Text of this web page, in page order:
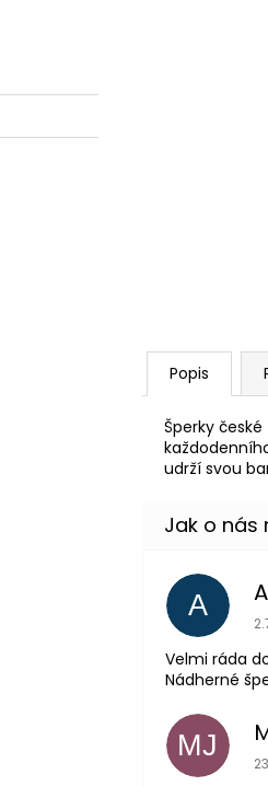
Popis
Šperky
udrží svou
A
Velmi ráda
Nádherné
MJ